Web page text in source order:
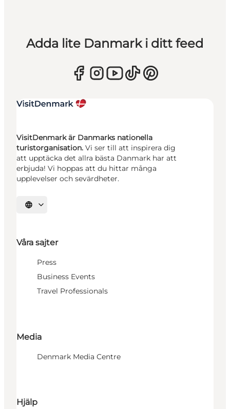
Adda lite Danmark i ditt feed
VisitDenmark är Danmarks nationella
turistorganisation. Vi ser till att inspirera dig
att upptäcka det allra bästa Danmark har att
erbjuda! Vi hoppas att du hittar många
upplevelser och sevärdheter.
Välj språk
Våra sajter
Press
Business Events
Travel Professionals
Media
Denmark Media Centre
Hjälp